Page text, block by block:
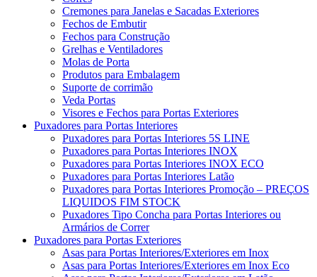
Cremones para Janelas e Sacadas Exteriores
Fechos de Embutir
Fechos para Construção
Grelhas e Ventiladores
Molas de Porta
Produtos para Embalagem
Suporte de corrimão
Veda Portas
Visores e Fechos para Portas Exteriores
Puxadores para Portas Interiores
Puxadores para Portas Interiores 5S LINE
Puxadores para Portas Interiores INOX
Puxadores para Portas Interiores INOX ECO
Puxadores para Portas Interiores Latão
Puxadores para Portas Interiores Promoção – PREÇOS
LIQUIDOS FIM STOCK
Puxadores Tipo Concha para Portas Interiores ou
Armários de Correr
Puxadores para Portas Exteriores
Asas para Portas Interiores/Exteriores em Inox
Asas para Portas Interiores/Exteriores em Inox Eco